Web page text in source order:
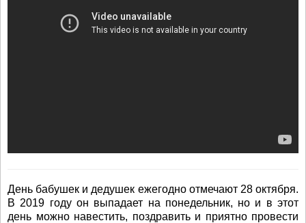
День бабушек и дедушек ежегодно отмечают 28 октября.
В 2019 году он выпадает на понедельник, но и в этот
день можно навестить, поздравить и приятно провести